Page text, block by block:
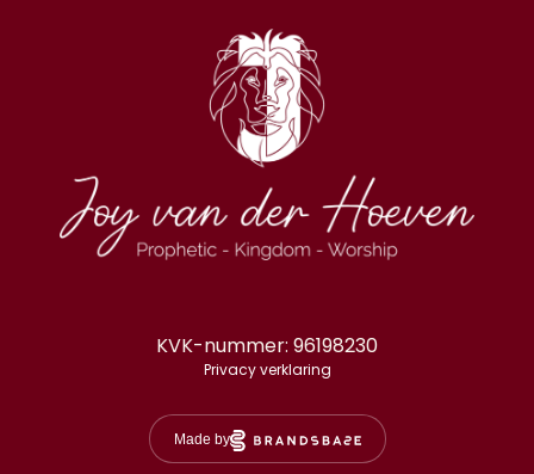
KVK-nummer: 96198230
Privacy verklaring
Made by